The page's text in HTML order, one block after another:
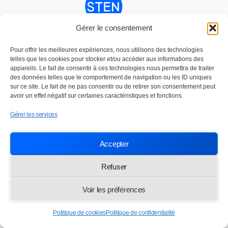
Gérer le consentement
Pour offrir les meilleures expériences, nous utilisons des technologies
telles que les cookies pour stocker et/ou accéder aux informations des
appareils. Le fait de consentir à ces technologies nous permettra de traiter
des données telles que le comportement de navigation ou les ID uniques
sur ce site. Le fait de ne pas consentir ou de retirer son consentement peut
avoir un effet négatif sur certaines caractéristiques et fonctions.
Gérer les services
Accepter
Refuser
Voir les préférences
Politique de cookiesPolitique de confidentialité
Nettoyage industriel depuis 1984
Paris,13 rue des Frères Lumière 77100 Meaux
info@lasten.fr 01 64 36 48 20